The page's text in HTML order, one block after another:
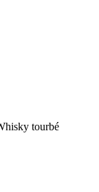
tourbé